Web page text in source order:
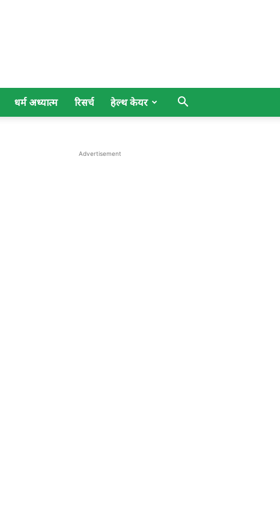
धर्म अध्यात्म रिसर्च हेल्थ केयर
Advertisement